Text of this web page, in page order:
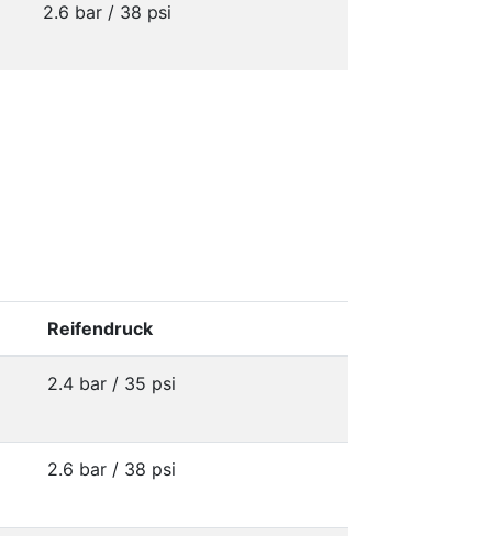
2.6 bar / 38 psi
Reifendruck
2.4 bar / 35 psi
2.6 bar / 38 psi